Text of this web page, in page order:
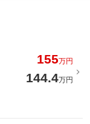
155万円
144.4万円